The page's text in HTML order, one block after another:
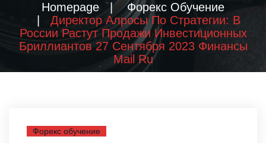
Homepage
Форекс Обучение
Директор Алросы По Стратегии: В
России Растут Продажи Инвестиционных
Бриллиантов 27 Сентября 2023 Финансы
Mail Ru
Форекс обучение